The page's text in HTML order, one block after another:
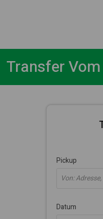
Transfer
Pickup
Von:
Datum